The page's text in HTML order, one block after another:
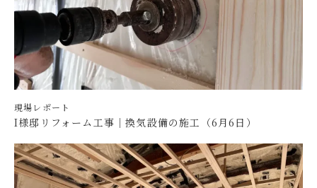
現場レポート
I様邸リフォーム工事｜換気設備の施工（6月6日）